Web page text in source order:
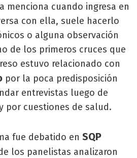
menciona cuando ingresa en
con ella, suele hacerlo
o alguna observación
de los primeros cruces que
estuvo relacionado con
por la poca predisposición
entrevistas luego de
por cuestiones de salud.
fue debatido en SQP
los panelistas analizaron